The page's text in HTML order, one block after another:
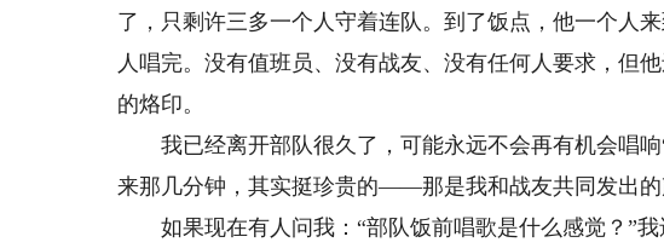
了，只剩许三多一个人守着连队。到了饭点，他一个人
人唱完。没有值班员、没有战友、没有任何人要求，但
的烙印。
我已经离开部队很久了，可能永远不会再有机会唱响
来那几分钟，其实挺珍贵的——那是我和战友共同发出的
如果现在有人问我：“部队饭前唱歌是什么感觉？”我